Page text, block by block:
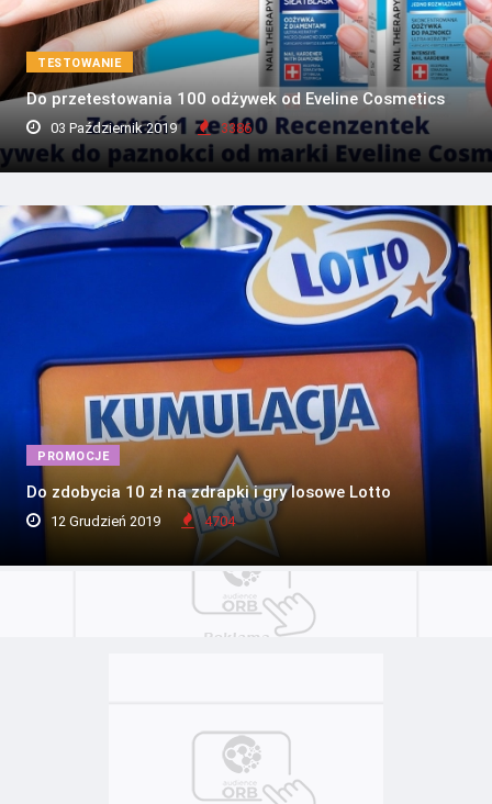
TESTOWANIE
Do przetestowania 100 odżywek od Eveline Cosmetics
03 Październik 2019 3386
PROMOCJE
Do zdobycia 10 zł na zdrapki i gry losowe Lotto
12 Grudzień 2019 4704